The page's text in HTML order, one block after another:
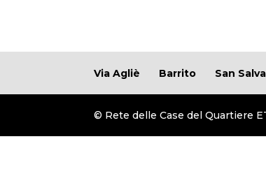
Via Agliè Barrito San
© Rete delle Case del Quartiere